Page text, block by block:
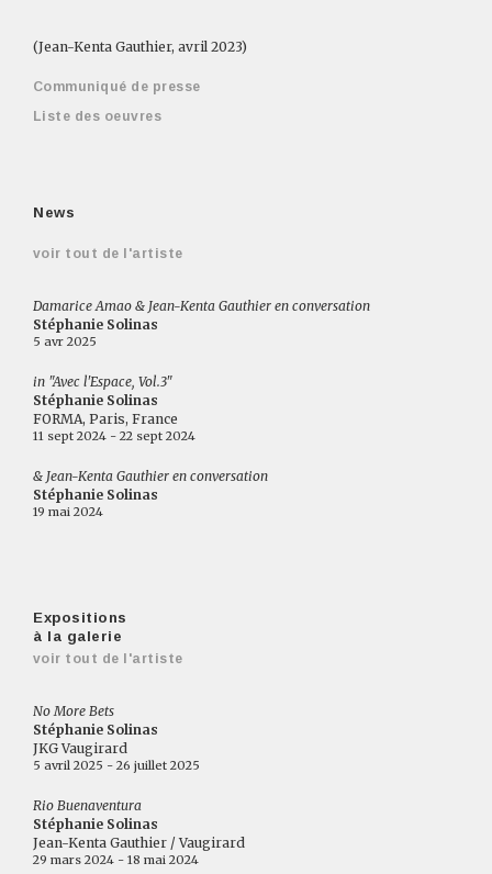
(Jean-Kenta Gauthier, avril 2023)
Communiqué de presse
Liste des oeuvres
News
voir tout de l'artiste
Damarice Amao & Jean-Kenta Gauthier en conversation
Stéphanie Solinas
5 avr 2025
in "Avec l'Espace, Vol.3"
Stéphanie Solinas
FORMA, Paris, France
11 sept 2024 - 22 sept 2024
& Jean-Kenta Gauthier en conversation
Stéphanie Solinas
19 mai 2024
Expositions
à la galerie
voir tout de l'artiste
No More Bets
Stéphanie Solinas
JKG Vaugirard
5 avril 2025 - 26 juillet 2025
Rio Buenaventura
Stéphanie Solinas
Jean-Kenta Gauthier / Vaugirard
29 mars 2024 - 18 mai 2024